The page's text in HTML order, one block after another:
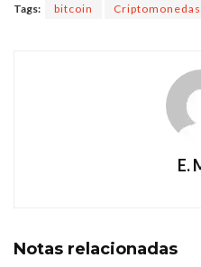
Tags: bitcoin Criptomonedas
E.
Notas relacionadas